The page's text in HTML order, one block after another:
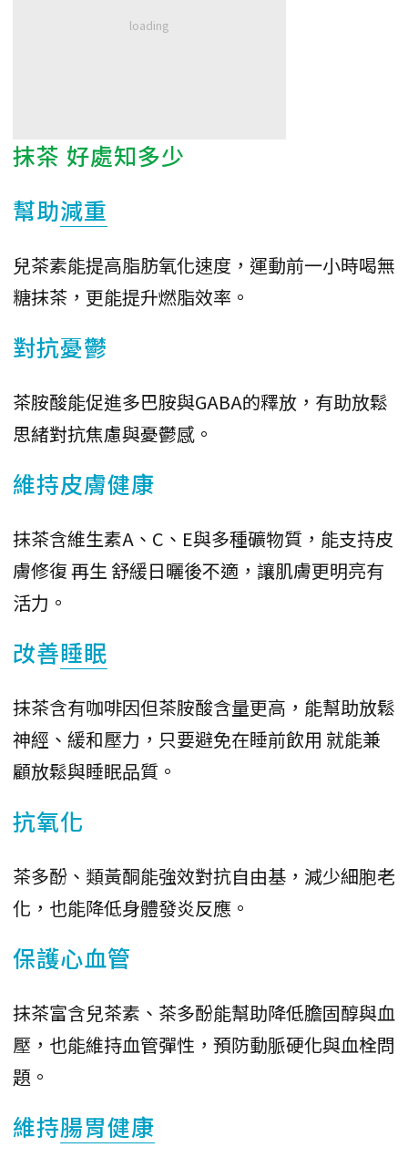
抹茶 好處知多少
幫助減重
兒茶素能提高脂肪氧化速度，運動前一小時喝無
糖抹茶，更能提升燃脂效率。
對抗憂鬱
茶胺酸能促進多巴胺與GABA的釋放，有助放鬆
思緒對抗焦慮與憂鬱感。
維持皮膚健康
抹茶含維生素A、C、E與多種礦物質，能支持皮
膚修復 再生 舒緩日曬後不適，讓肌膚更明亮有
活力。
妀善睡眠
抹茶含有咖啡因但茶胺酸含量更高，能幫助放鬆
神經、緩和壓力，只要避免在睡前飲用 就能兼
顧放鬆與睡眠品質。
抗氧化
茶多酚、類黃酮能強效對抗自由基，減少細胞老
化，也能降低身體發炎反應。
保護心血管
抹茶富含兒茶素、茶多酚能幫助降低膽固醇與血
壓，也能維持血管彈性，預防動脈硬化與血栓問
題。
維持腸胃健康